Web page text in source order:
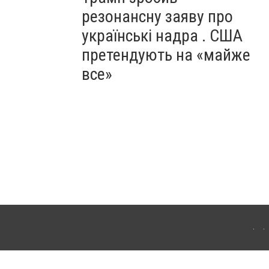
резонансну заяву про
українські надра . США
претендують на «майже
все»